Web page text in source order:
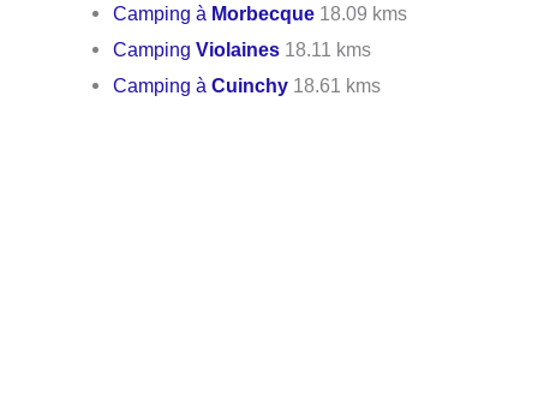
Camping à Morbecque 18.09 kms
CampingViolaines 18.11 kms
Camping àCuinchy 18.61 kms